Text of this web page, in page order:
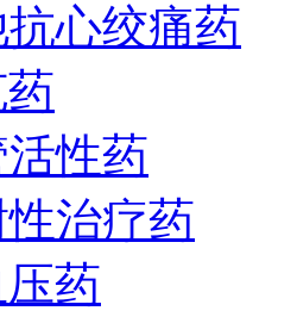
心绞痛药
活性药
治疗药
药